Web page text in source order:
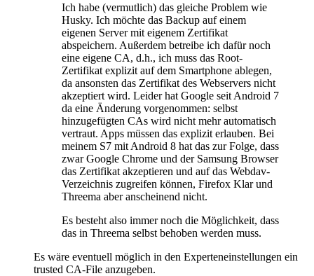
Ich habe (vermutlich) das gleiche Problem wie
Husky. Ich möchte das Backup auf einem
eigenen Server mit eigenem Zertifikat
abspeichern. Außerdem betreibe ich dafür noch
eine eigene CA, d.h., ich muss das Root-
Zertifikat explizit auf dem Smartphone ablegen,
da ansonsten das Zertifikat des Webservers nicht
akzeptiert wird. Leider hat Google seit Android 7
da eine Änderung vorgenommen: selbst
hinzugefügten CAs wird nicht mehr automatisch
vertraut. Apps müssen das explizit erlauben. Bei
meinem S7 mit Android 8 hat das zur Folge, dass
zwar Google Chrome und der Samsung Browser
das Zertifikat akzeptieren und auf das Webdav-
Verzeichnis zugreifen können, Firefox Klar und
Threema aber anscheinend nicht.
Es besteht also immer noch die Möglichkeit, dass
das in Threema selbst behoben werden muss.
Es wäre eventuell möglich in den Experteneinstellungen ein
trusted CA-File anzugeben.